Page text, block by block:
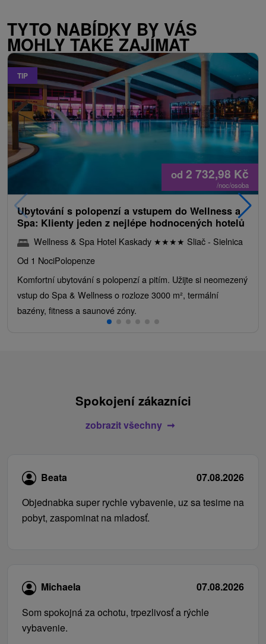
TYTO NABÍDKY BY VÁS
MOHLY TAKÉ ZAJÍMAT
TIP
od 2 732,98 Kč
/noc/osoba
Ubytování s polopenzí a vstupem do Wellness a
Spa: Klienty jeden z nejlépe hodnocených hotelů
Wellness & Spa Hotel Kaskady ★★★★ Sliač - Sielnica
Od 1 NociPolopenze
Komfortní ubytování s polopenzí a pitím. Užijte si neomezený
vstup do Spa & Wellness o rozloze 3000 m², termální
bazény, fitness a saunové zóny.
Spokojení zákazníci
zobrazit všechny
Beata
07.08.2026
Objednabka super rychle vybavenie, uz sa tesime na
pobyt, zaspominat na mladosť.
Michaela
07.08.2026
Som spokojná za ochotu, trpezlivosť a rýchle
vybavenie.